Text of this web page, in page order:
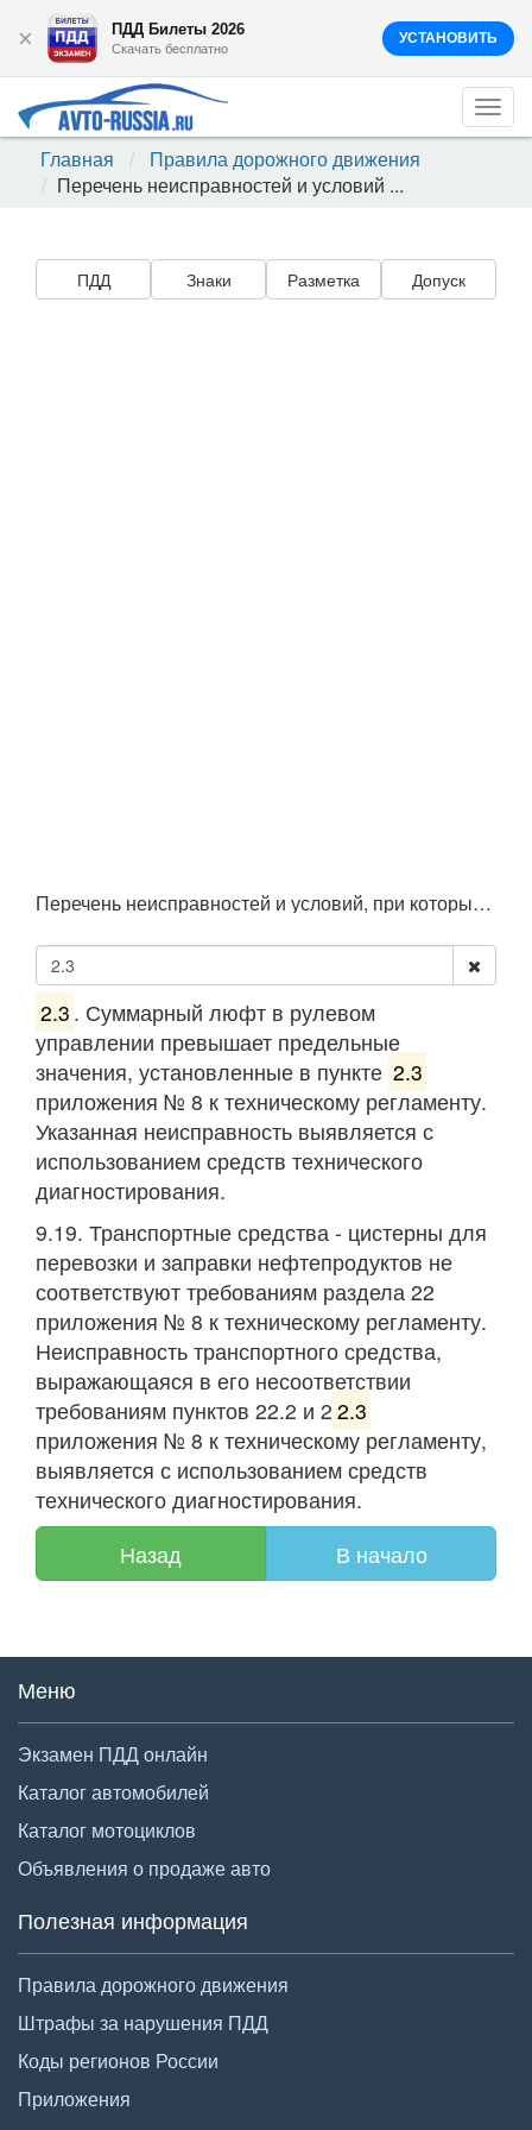
× ПДД Билеты 2026
Скачать бесплатно
УСТАНОВИТЬ
Главная
Правила дорожного движения
Перечень неисправностей и условий ...
ПДД Знаки Разметка Допуск
Перечень неисправностей и условий, при которых запрещается эксплуатация транспортных средств
2.3 . Суммарный люфт в рулевом
управлении превышает предельные
значения, установленные в пункте 2.3
приложения № 8 к техническому регламенту.
Указанная неисправность выявляется с
использованием средств технического
диагностирования.
9.19. Транспортные средства - цистерны для
перевозки и заправки нефтепродуктов не
соответствуют требованиям раздела 22
приложения № 8 к техническому регламенту.
Неисправность транспортного средства,
выражающаяся в его несоответствии
требованиям пунктов 22.2 и 2 2.3
приложения № 8 к техническому регламенту,
выявляется с использованием средств
технического диагностирования.
Назад В начало
Меню
Экзамен ПДД онлайн
Каталог автомобилей
Каталог мотоциклов
Объявления о продаже авто
Полезная информация
Правила дорожного движения
Штрафы за нарушения ПДД
Коды регионов России
Приложения